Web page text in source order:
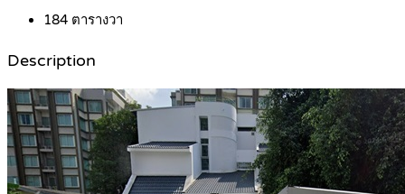
184 ตารางวา
Description